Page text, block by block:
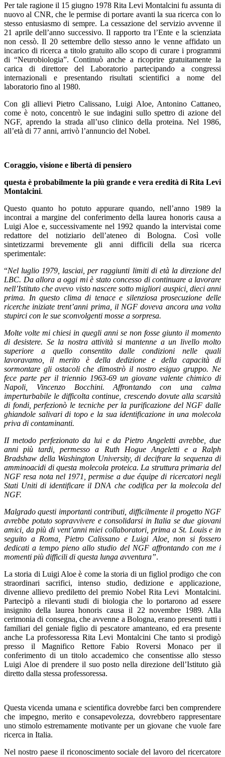
Per tale ragione il 15 giugno 1978 Rita Levi Montalcini fu assunta di
nuovo al CNR, che le permise di portare avanti la sua ricerca con lo
stesso entusiasmo di sempre. La cessazione del servizio avvenne il
21 aprile dell’anno successivo. Il rapporto tra l’Ente e la scienziata
non cessò. Il 20 settembre dello stesso anno le venne affidato un
incarico di ricerca a titolo gratuito allo scopo di curare i programmi
di “Neurobiologia”. Continuò anche a ricoprire gratuitamente la
carica di direttore del Laboratorio partecipando a congressi
internazionali e presentando risultati scientifici a nome del
laboratorio fino al 1980.
Con gli allievi Pietro Calissano, Luigi Aloe, Antonino Cattaneo,
come è noto, concentrò le sue indagini sullo spettro di azione del
NGF, aprendo la strada all’uso clinico della proteina. Nel 1986,
all’età di 77 anni, arrivò l’annuncio del Nobel.
Coraggio, visione e libertà di pensiero
questa è probabilmente la più grande e vera eredità di Rita Levi
Montalcini.
Questo quanto ho potuto appurare quando, nell’anno 1989 la
incontrai a margine del conferimento della laurea honoris causa a
Luigi Aloe e, successivamente nel 1992 quando la intervistai come
redattore del notiziario dell’ateneo di Bologna. Così volle
sintetizzarmi brevemente gli anni difficili della sua ricerca
sperimentale:
“Nel luglio 1979, lasciai, per raggiunti limiti di età la direzione del
LBC. Da allora a oggi mi è stato concesso di continuare a lavorare
nell’Istituto che avevo visto nascere sotto migliori auspici, dieci anni
prima. In questo clima di tenace e silenziosa prosecuzione delle
ricerche iniziate trent’anni prima, il NGF doveva ancora una volta
stupirci con le sue sconvolgenti mosse a sorpresa.
Molte volte mi chiesi in quegli anni se non fosse giunto il momento
di desistere. Se la nostra attività si mantenne a un livello molto
superiore a quello consentito dalle condizioni nelle quali
lavoravamo, il merito è della dedizione e della capacità di
sormontare gli ostacoli che dimostrò il nostro esiguo gruppo. Ne
fece parte per il triennio 1963-69 un giovane valente chimico di
Napoli, Vincenzo Bocchini. Affrontando con una calma
imperturbabile le difficolta continue, crescendo dovute alla scarsità
di fondi, perfezionò le tecniche per la purificazione del NGF dalle
ghiandole salivari di topo e la sua identificazione in una molecola
priva di contaminanti.
II metodo perfezionato da lui e da Pietro Angeletti avrebbe, due
anni più tardi, permesso a Ruth Hogue Angeletti e a Ralph
Bradshaw della Washington University, di decifrare la sequenza di
amminoacidi di questa molecola proteica. La struttura primaria del
NGF resa nota nel 1971, permise a due équipe di ricercatori negli
Stati Uniti di identificare il DNA che codifica per la molecola del
NGF.
Malgrado questi importanti contributi, difficilmente il progetto NGF
avrebbe potuto sopravvivere e consolidarsi in Italia se due giovani
amici, da più di vent’anni miei collaboratori, prima a St. Louis e in
seguito a Roma, Pietro Calissano e Luigi Aloe, non si fossero
dedicati a tempo pieno allo studio del NGF affrontando con me i
momenti più difficili di questa lunga avventura”.
La storia di Luigi Aloe è come la storia di un figliol prodigo che con
straordinari sacrifici, intenso studio, dedizione e applicazione,
divenne allievo prediletto del premio Nobel Rita Levi Montalcini.
Partecipò a rilevanti studi di biologia che lo portarono ad essere
insignito della laurea honoris causa il 22 novembre 1989. Alla
cerimonia di consegna, che avvenne a Bologna, erano presenti tutti i
familiari del geniale figlio di pescatore amanteano, ed era presente
anche La professoressa Rita Levi Montalcini Che tanto si prodigò
presso il Magnifico Rettore Fabio Roversi Monaco per il
conferimento di un titolo accademico che consentisse allo stesso
Luigi Aloe di prendere il suo posto nella direzione dell’Istituto già
diretto dalla stessa professoressa.
Questa vicenda umana e scientifica dovrebbe farci ben comprendere
che impegno, merito e consapevolezza, dovrebbero rappresentare
uno stimolo estremamente motivante per un giovane che vuole fare
ricerca in Italia.
Nel nostro paese il riconoscimento sociale del lavoro del ricercatore